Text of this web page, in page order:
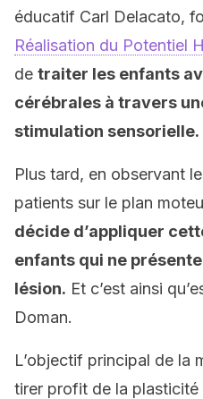
éducatif Carl Delacato,
Réalisation du Potentiel
de traiter les enfants
cérébrales à travers
stimulation sensorielle.
Plus tard, en observant
patients sur le plan
décide d’appliquer
enfants qui ne
lésion. Et c’est ainsi
Doman.
L’objectif principal de la
tirer profit de la